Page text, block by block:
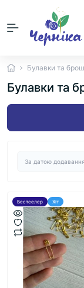
Булавки та
Булавки та
Бестселер Хіт